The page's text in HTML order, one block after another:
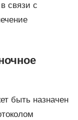
связи с
быть назначен